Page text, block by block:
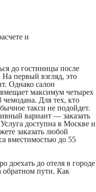
и
до гостиницы после
На первый взгляд, это
Однако салон
вмещает максимум четырех
Для тех, кто
такси не подойдет.
вариант — заказать
доступна в Москве и
заказать любой
вместимостью до 55
доехать до отеля в городе
обратном пути. Как